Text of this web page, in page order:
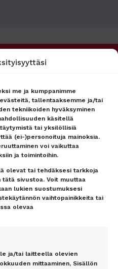
me ja kumppanimme
tallentaaksemme ja/tai
tekniikoiden hyväksyminen
käsitellä
tai yksilöllisiä
(ei-)personoituja mainoksia.
voi vaikuttaa
ja toimintoihin.
olevat tai tehdäksesi tarkkoja
tätä sivustoa. Voit muuttaa
lukien suostumuksesi
vaihtopainikkeita tai
olevaa
ja/tai laitteella olevien
mittaaminen, Sisällön
MATKAPÖRSSI
Asiakaspalvelu
Ryhmämyynti
Lähetä tarjouspyyntö
lennoista/hotellista –
vastaamme nopeasti
Uutiset
Matkaehdot
Yhteystiedot / Contact details
Tietosuojailmoitus
Rekisteriseloste
Evästeet
TOP 7 KAUPUNKI